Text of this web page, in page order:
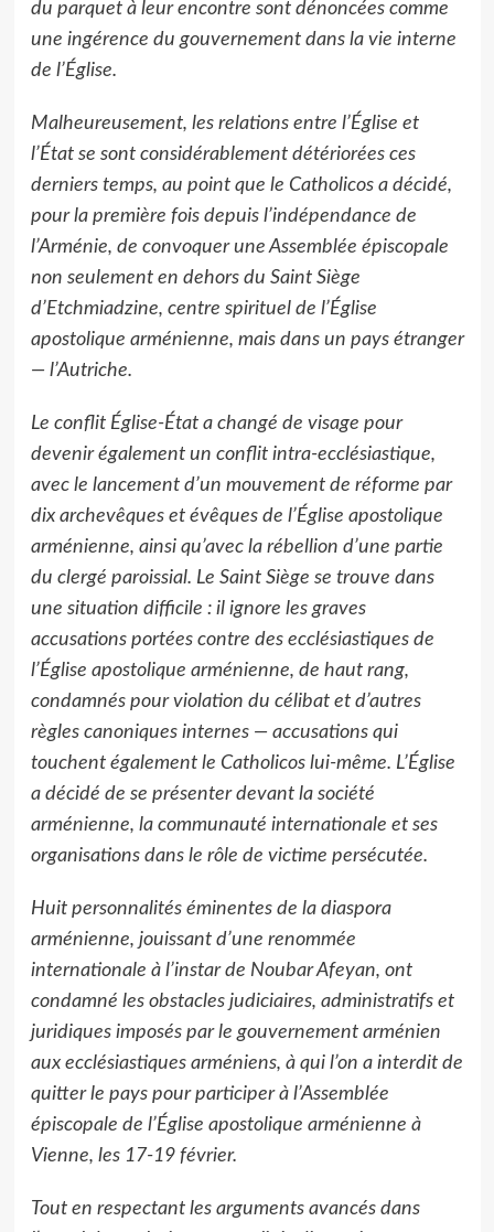
du parquet à leur encontre sont dénoncées comme
une ingérence du gouvernement dans la vie interne
de l’Église.
Malheureusement, les relations entre l’Église et
l’État se sont considérablement détériorées ces
derniers temps, au point que le Catholicos a décidé,
pour la première fois depuis l’indépendance de
l’Arménie, de convoquer une Assemblée épiscopale
non seulement en dehors du Saint Siège
d’Etchmiadzine, centre spirituel de l’Église
apostolique arménienne, mais dans un pays étranger
— l’Autriche.
Le conflit Église-État a changé de visage pour
devenir également un conflit intra-ecclésiastique,
avec le lancement d’un mouvement de réforme par
dix archevêques et évêques de l’Église apostolique
arménienne, ainsi qu’avec la rébellion d’une partie
du clergé paroissial. Le Saint Siège se trouve dans
une situation difficile : il ignore les graves
accusations portées contre des ecclésiastiques de
l’Église apostolique arménienne, de haut rang,
condamnés pour violation du célibat et d’autres
règles canoniques internes — accusations qui
touchent également le Catholicos lui-même. L’Église
a décidé de se présenter devant la société
arménienne, la communauté internationale et ses
organisations dans le rôle de victime persécutée.
Huit personnalités éminentes de la diaspora
arménienne, jouissant d’une renommée
internationale à l’instar de Noubar Afeyan, ont
condamné les obstacles judiciaires, administratifs et
juridiques imposés par le gouvernement arménien
aux ecclésiastiques arméniens, à qui l’on a interdit de
quitter le pays pour participer à l’Assemblée
épiscopale de l’Église apostolique arménienne à
Vienne, les 17-19 février.
Tout en respectant les arguments avancés dans